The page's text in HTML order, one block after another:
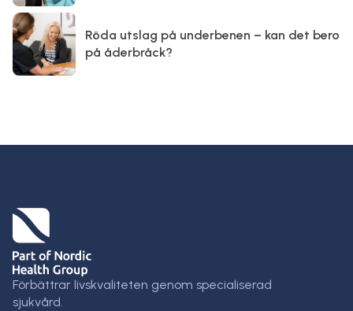
Röda utslag på underbenen – kan det bero
på åderbråck?
Förbättrar livskvaliteten genom specialiserad
sjukvård.